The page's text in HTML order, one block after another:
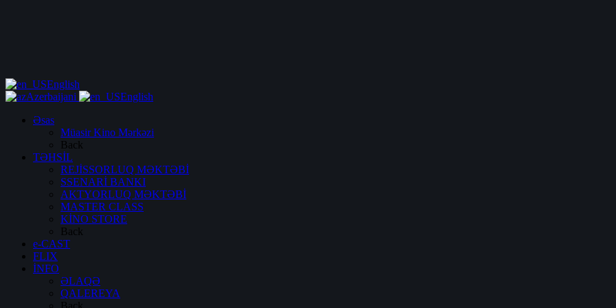
English
Azerbaijani
English
Əsas
Müasir Kino Mərkəzi
Back
TƏHSİL
REJİSSORLUQ MƏKTƏBİ
SSENARİ BANKI
AKTYORLUQ MƏKTƏBİ
MASTER CLASS
KİNO STORE
Back
e-CAST
FLIX
İNFO
ƏLAQƏ
QALEREYA
Back